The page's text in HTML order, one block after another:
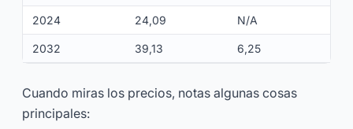
2024 24,09 N/A
2032 39,13 6,25
Cuando miras los precios, notas algunas cosas
principales: